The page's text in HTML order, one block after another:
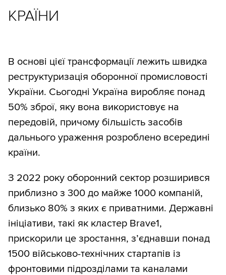
КРАЇНИ
В основі цієї трансформації лежить швидка
реструктуризація оборонної промисловості
України. Сьогодні Україна виробляє понад
50% зброї, яку вона використовує на
передовій, причому більшість засобів
дальнього ураження розроблено всередині
країни.
З 2022 року оборонний сектор розширився
приблизно з 300 до майже 1000 компаній,
близько 80% з яких є приватними. Державні
ініціативи, такі як кластер Brave1,
прискорили це зростання, з’єднавши понад
1500 військово-технічних стартапів із
фронтовими підрозділами та каналами